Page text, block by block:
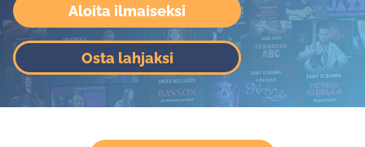
Aloita ilmaiseksi
Osta lahjaksi